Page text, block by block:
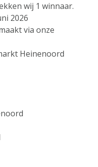
wij 1 winnaar.
2026
via onze
Heinenoord